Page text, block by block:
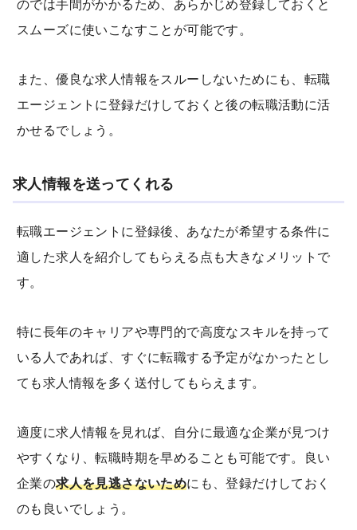
のでは手間がかかるため、あらかじめ登録しておくと
スムーズに使いこなすことが可能です。
また、優良な求人情報をスルーしないためにも、転職
エージェントに登録だけしておくと後の転職活動に活
かせるでしょう。
求人情報を送ってくれる
転職エージェントに登録後、あなたが希望する条件に
適した求人を紹介してもらえる点も大きなメリットで
す。
特に長年のキャリアや専門的で高度なスキルを持って
いる人であれば、すぐに転職する予定がなかったとし
ても求人情報を多く送付してもらえます。
適度に求人情報を見れば、自分に最適な企業が見つけ
やすくなり、転職時期を早めることも可能です。良い
企業の求人を見逃さないためにも、登録だけしておく
のも良いでしょう。